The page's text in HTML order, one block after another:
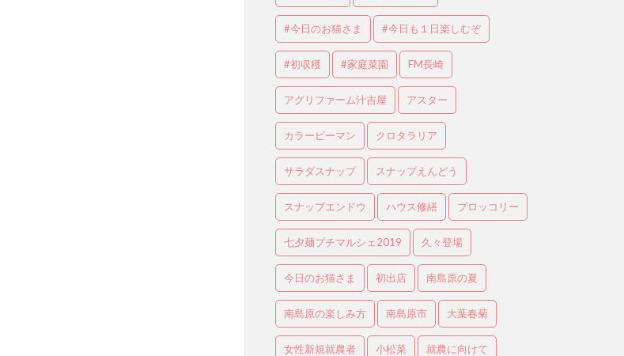
#今日のお猫さま #今日も１日楽しむぞ
#初収穫 #家庭菜園 FM長崎
アグリファーム汁吉屋 アスター
カラーピーマン クロタラリア
サラダスナップ スナップえんどう
スナップエンドウ ハウス修繕 ブロッコリー
七夕麺プチマルシェ2019 久々登場
今日のお猫さま 初出店 南島原の夏
南島原の楽しみ方 南島原市 大葉春菊
女性新規就農者 小松菜 就農に向けて